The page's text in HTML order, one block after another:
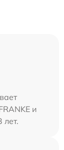
и
лет.